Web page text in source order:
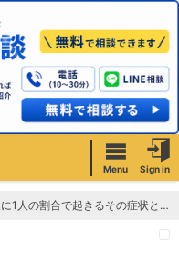
Menu Sign in
1人の割合で起きるその症状とは？